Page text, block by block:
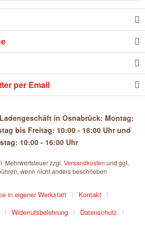
per Email
in Osnabrück: Montag:
bis Freitag: 10:00 - 18:00 Uhr und
10:00 - 16:00 Uhr
Mehrwertsteuer zzgl. Versandkosten und ggf.
wenn nicht anders beschrieben
in eigener Werkstatt
Kontakt
Widerrufsbelehrung
Datenschutz